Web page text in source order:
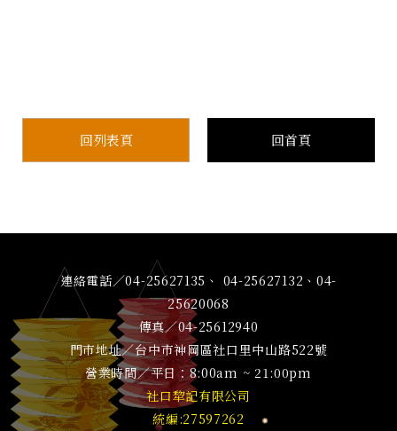
回列表頁 回首頁
連絡電話／04-25627135、 04-25627132、04-
25620068
傳真／04-25612940
門市地址／台中市神岡區社口里中山路522號
營業時間／平日：8:00am ~ 21:00pm
社口犂記有限公司
統編:27597262